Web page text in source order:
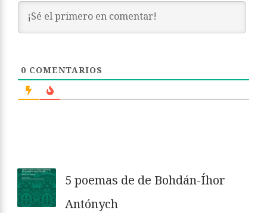
0 COMENTARIOS
5 poemas de de Bohdán-Íhor
Antónych